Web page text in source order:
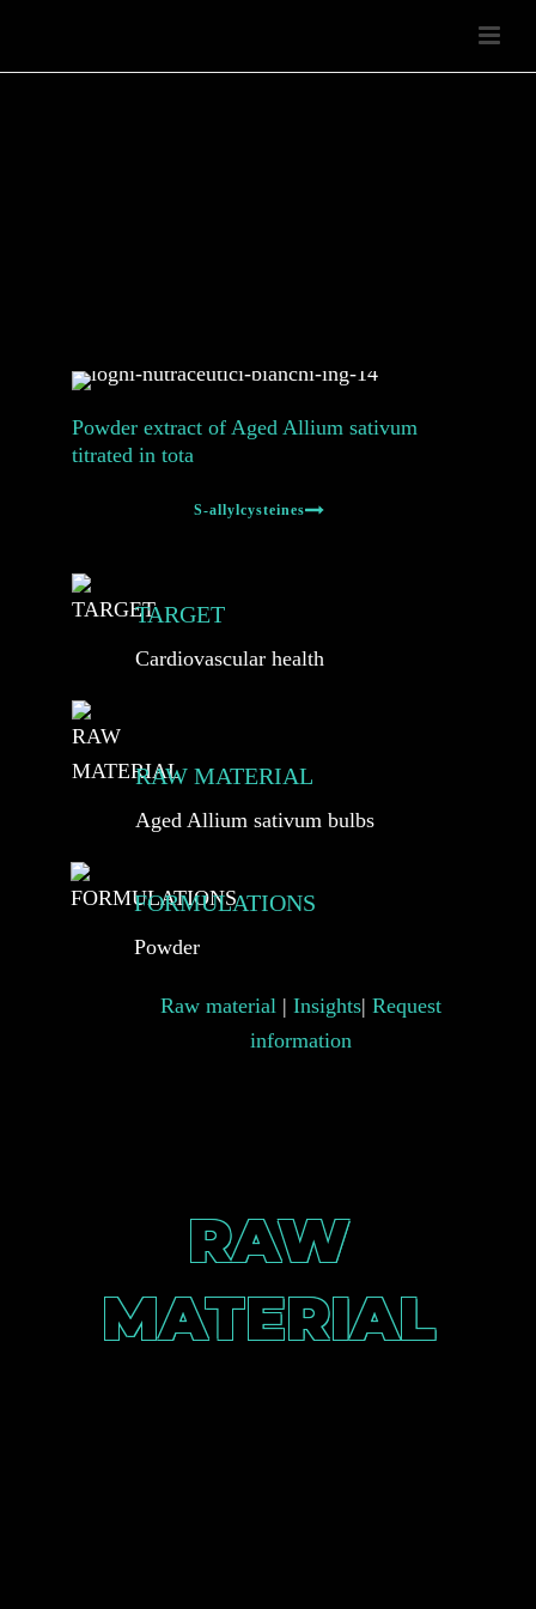
Powder extract of Aged Allium sativum
titrated in tota
S-allylcysteines
TARGET
Cardiovascular health
RAW MATERIAL
Aged Allium sativum bulbs
FORMULATIONS
Powder
Raw material| Insights| Request
information
RAW
MATERIAL